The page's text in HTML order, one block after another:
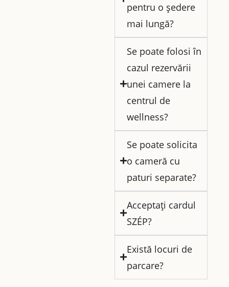
pentru o ședere
mai lungă?
Se poate folosi în
cazul rezervării
unei camere la
centrul de
wellness?
Se poate solicita
o cameră cu
paturi separate?
Acceptați cardul
SZÉP?
Există locuri de
parcare?